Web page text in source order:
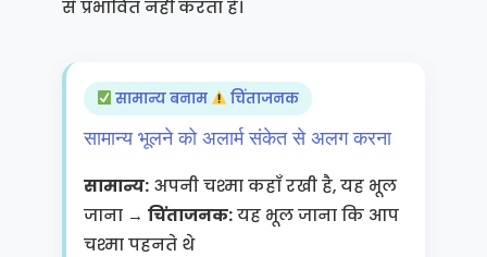
से प्रभावित नहीं करता है।
सामान्य बनाम चिंताजनक
सामान्य भूलने को अलार्म संकेत से अलग करना
सामान्य:अपनी चश्मा कहाँ रखी है, यह भूल
जाना → चिंताजनक:यह भूल जाना कि आप
चश्मा पहनते थे